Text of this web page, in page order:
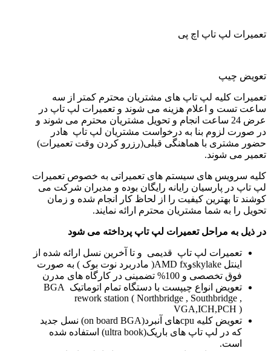
تعمیرات لپ تاپ اچ پی
تعویض چیپ
تعمیرات کلیه لپ تاپ های مشتریان محترم کمتر از سه
ساعت تست و اعلام هزینه می شوند و تعمیرات لپ تاپ در
عرض 24 ساعت انجام و تحویل مشتریان محترم می شوند و
در صورت لزوم بنا به درخواست مشتریان لپ تاپ هادر
حضور مشتری با هماهنگی قبلی(رزرو کردن وقت تعمیرات)
تعمیر می شوند.
کلیه سرویس های سیستم های تعمیراتی به خصوص تعمیرات
لپ تاپ در پارسیان رایانه رایگان بوده و مدیران شرکت می
کوشند تا بهترین کیفیت را از لحاظ کار انجام شده و زمان
تحویل را به شما مشتریان محترم ارائه نمایند.
در ذیل به مراحل تعمیرات لپ تاپ پرداخته می شود
تعمیرات لپ تاپ قدیمی و تا آخرین نسل ارائه شده از
اینتل skylakeوAMD fx( مادربرد نوت بوک ) به صورت
فوق تخصصی و 100% تضمینی در کارگاه های مدرن
تعویض انواع چیپست با دستگاه تمام اتوماتیک BGA
rework station ( Northbridge , Southbridge ,
VGA,ICH,PCH )
تعویض کلیه cpuهای آنبرد(on board BGA) نسل جدید
که در لپ تاپ های باریک(ultra book) استفاده شده
است.